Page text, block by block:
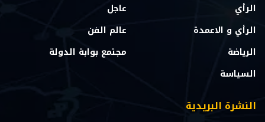
الرأي
الرأي و الاعمدة
الرياضة
السياسة
عاجل
عالم الفن
مجتمع بوابة الدولة
النشرة البريدية